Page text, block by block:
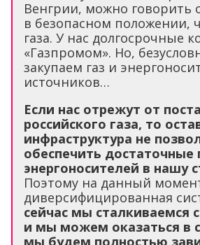
Венгрии, можно говорить
в безопасном положении,
газа. У нас долгосрочные
«Газпромом». Но,
закупаем газ и
источников…
Если нас отрежут от
российского газа, то
инфраструктура не
обеспечить достаточные
энергоносителей в нашу
Поэтому на данный
диверсифицированная
сейчас мы сталкиваемся
и мы можем оказаться в